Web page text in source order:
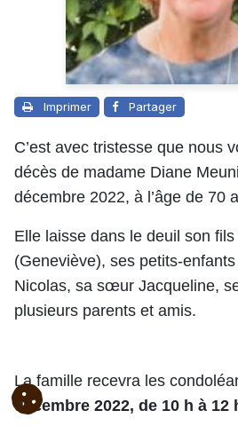
Imprimer Partager
C’est avec tristesse que nous
décès de madame Diane
décembre 2022, à l’âge de 70
Elle laisse dans le deuil son
(Geneviève), ses petits-
Nicolas, sa sœur Jacqueline,
plusieurs parents et amis.
La famille recevra les
décembre 2022, de 10 h à 12